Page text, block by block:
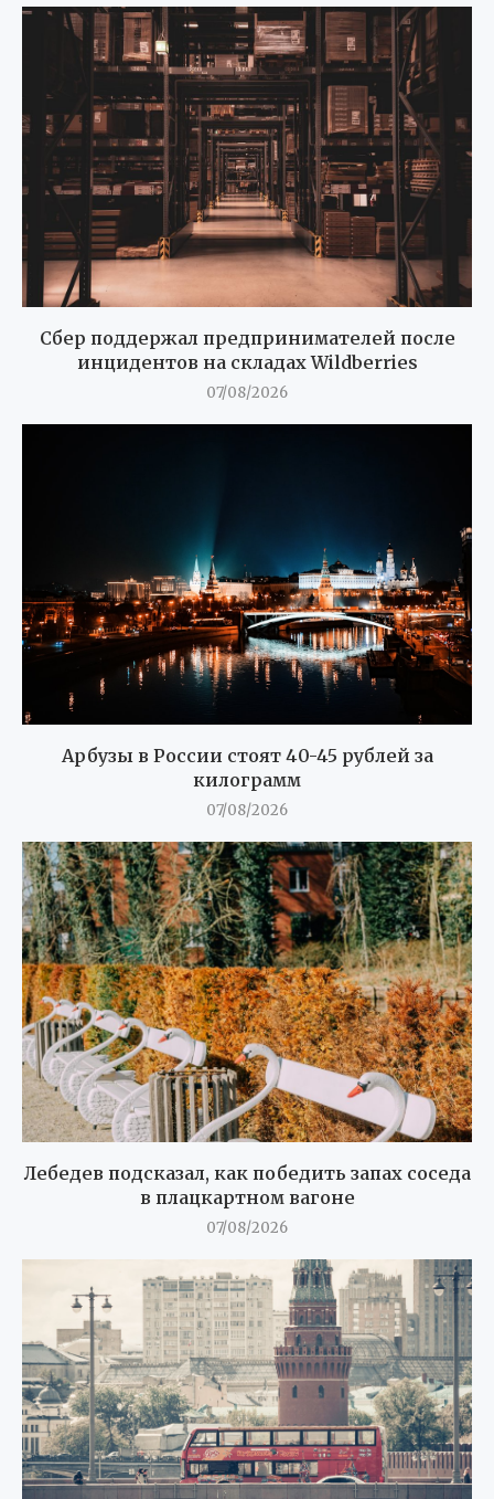
Сбер поддержал предпринимателей после
инцидентов на складах Wildberries
07/08/2026
Арбузы в России стоят 40-45 рублей за
килограмм
07/08/2026
Лебедев подсказал, как победить запах соседа
в плацкартном вагоне
07/08/2026